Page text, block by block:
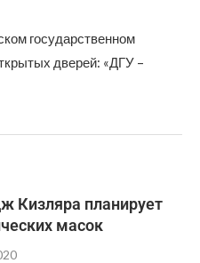
государственном
дверей: «ДГУ –
Кизляра планирует
масок